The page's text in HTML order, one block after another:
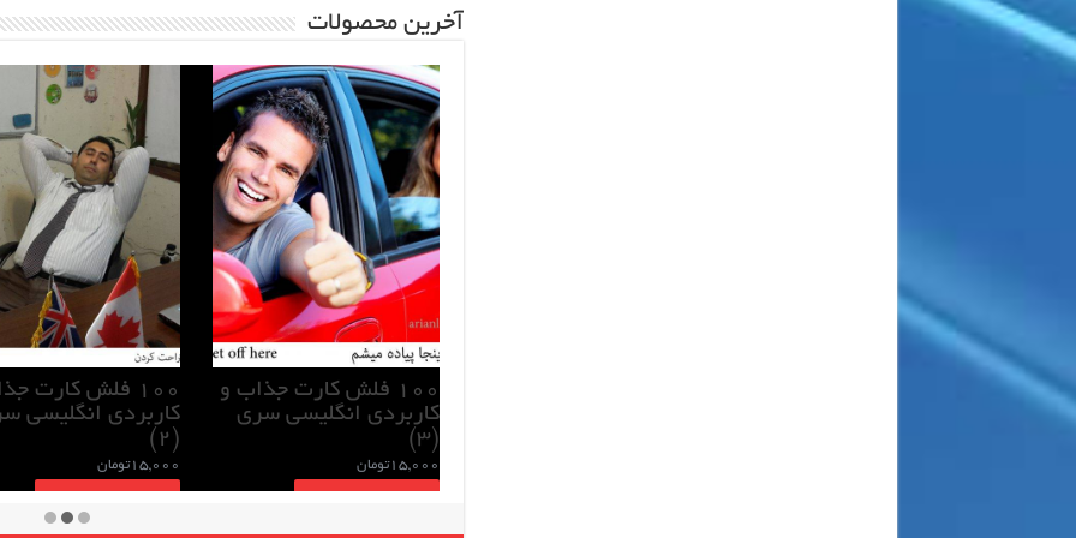
آخرین محصولات
100 فلش کارت
کاربردی انگلیسی سری
15,000تومان
تافل
1000 اصطلاح کاربردی
در زبان انگلیسی
30,000 تومان
افزودن به سبد خرید